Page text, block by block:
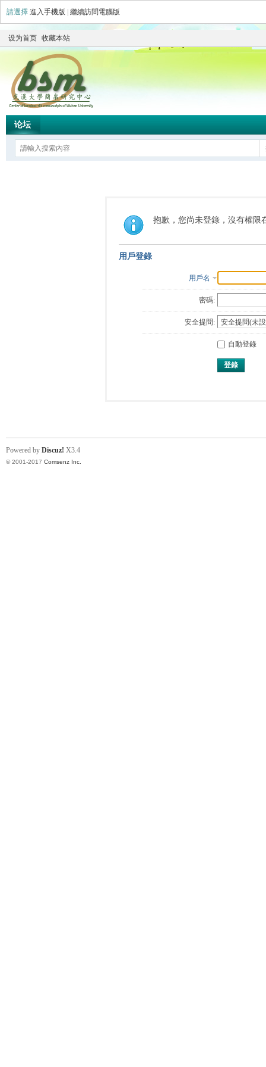
請選擇 進入手機版 繼續訪問電腦版
设为首页 收藏本站
论坛
抱歉，您尚未登錄，沒有權限
用戶登錄
用戶名
密碼:
安全提問:
自動登錄
登錄
Powered by Discuz! X3.4
© 2001-2017 Comsenz Inc.